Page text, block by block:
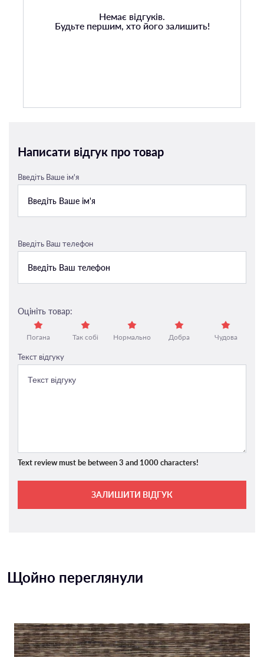
Немає відгуків.
Будьте першим, хто його залишить!
Написати відгук про товар
Введіть Ваше ім'я
Введіть Ваш телефон
Оцініть товар:
Погана Так собі Нормально Добра Чудова
Текст відгуку
Text review must be between 3 and 1000 characters!
ЗАЛИШИТИ ВІДГУК
Щойно переглянули